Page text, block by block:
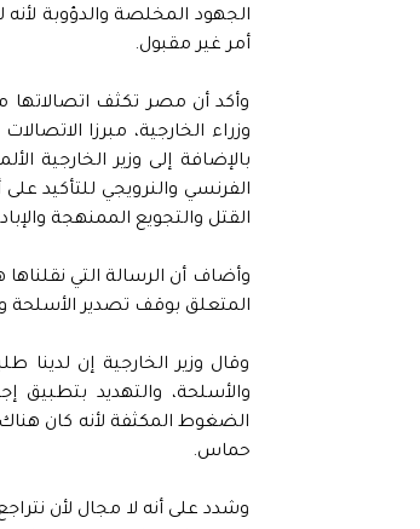
الجهود المخلصة والدؤوبة
أمر غير مقبول.
وأكد أن مصر تكثف اتصالاتها
وزراء الخارجية، مبرزا
بالإضافة إلى وزير الخارجية
الفرنسي والنرويجي للتأكيد
القتل والتجويع الممنهجة
وأضاف أن الرسالة التي
المتعلق بوقف تصدير الأسلحة
وقال وزير الخارجية إن
والأسلحة، والتهديد
الضغوط المكثفة لأنه كان
حماس.
وشدد على أنه لا مجال لأن